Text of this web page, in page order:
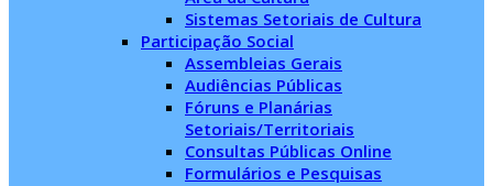
Sistemas Setoriais de Cultura
Participação Social
Assembleias Gerais
Audiências Públicas
Fóruns e Planárias
Setoriais/Territoriais
Consultas Públicas Online
Formulários e Pesquisas